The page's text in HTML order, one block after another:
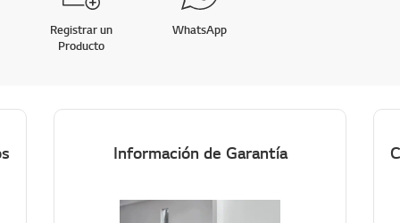
Registrar un
Producto
WhatsApp
Información de Garantía